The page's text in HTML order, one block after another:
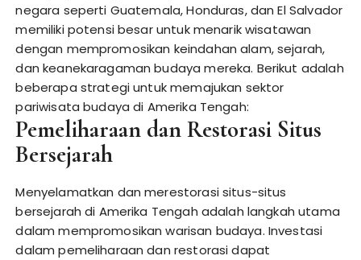
negara seperti Guatemala, Honduras, dan El Salvador
memiliki potensi besar untuk menarik wisatawan
dengan mempromosikan keindahan alam, sejarah,
dan keanekaragaman budaya mereka. Berikut adalah
beberapa strategi untuk memajukan sektor
pariwisata budaya di Amerika Tengah:
Pemeliharaan dan Restorasi Situs
Bersejarah
Menyelamatkan dan merestorasi situs-situs
bersejarah di Amerika Tengah adalah langkah utama
dalam mempromosikan warisan budaya. Investasi
dalam pemeliharaan dan restorasi dapat